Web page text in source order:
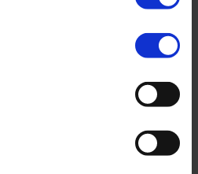
immunitaire
[CRCCm], dans
leur efficacité ainsi que
de contrôle immunitaire en